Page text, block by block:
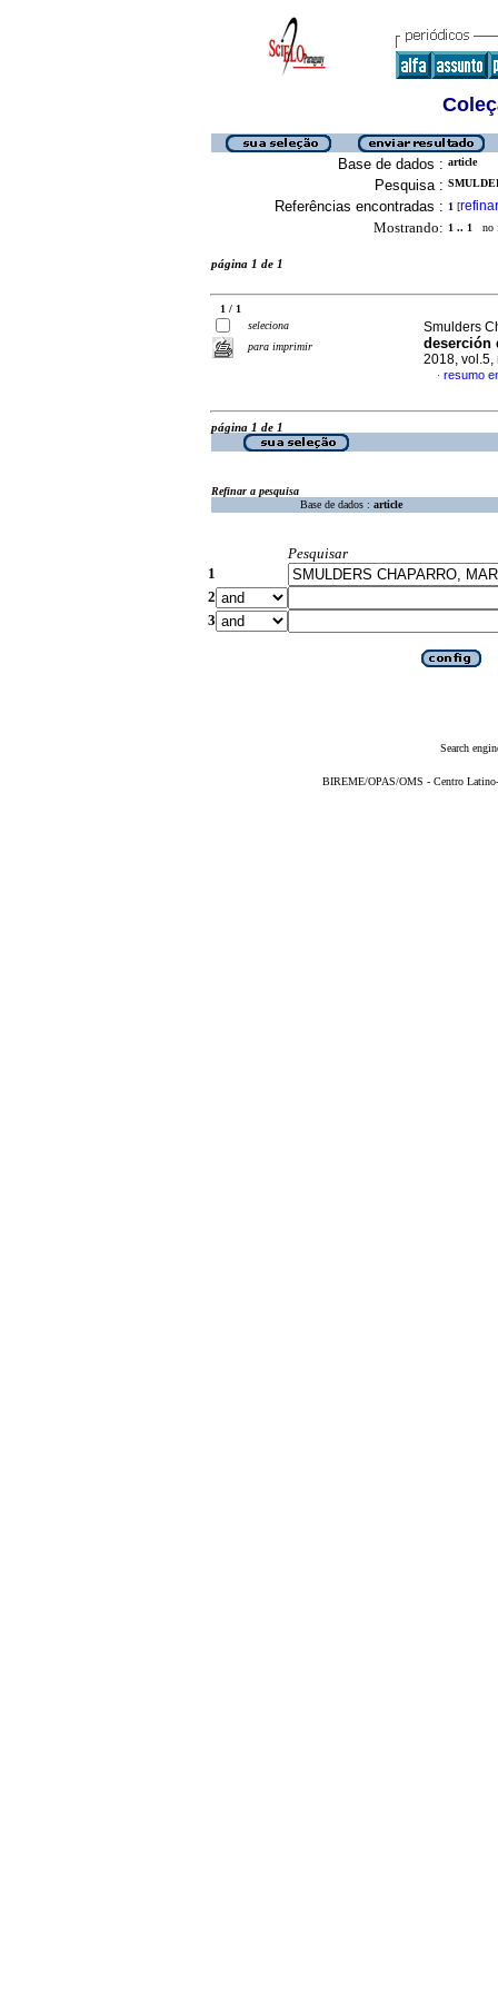
Base de dados : article
Pesquisa :
Referências encontradas : 1 [refinar
Mostrando: 1 .. 1 no
página 1 de 1
1 / 1
seleciona
para imprimir
Smulders
deserción
2018, vol.5,
· resumo
página 1 de 1
Refinar a pesquisa
Base de dados : article
Pesquisar
1
2
3
Search
BIREME/OPAS/OMS - Centro Latino-